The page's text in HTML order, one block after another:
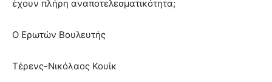
έχουν πλήρη αναποτελεσματικότητα;
Ο Ερωτών Βουλευτής
Τέρενς-Νικόλαος Κουίκ